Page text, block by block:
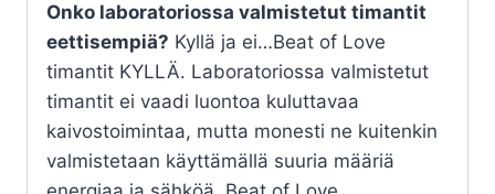
Onko laboratoriossa valmistetut timantit
eettisempiä? Kyllä ja ei…Beat of Love
timantit KYLLÄ. Laboratoriossa valmistetut
timantit ei vaadi luontoa kuluttavaa
kaivostoimintaa, mutta monesti ne kuitenkin
valmistetaan käyttämällä suuria määriä